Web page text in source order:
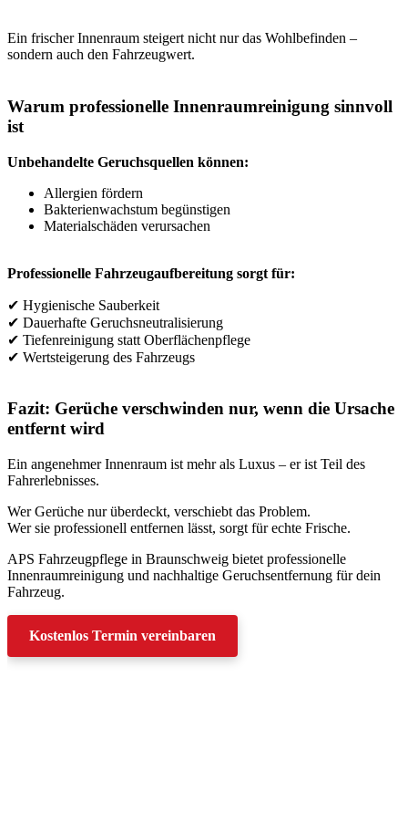
Ein frischer Innenraum steigert nicht nur das Wohlbefinden –
sondern auch den Fahrzeugwert.
Warum professionelle Innenraumreinigung sinnvoll
ist
Unbehandelte Geruchsquellen können:
Allergien fördern
Bakterienwachstum begünstigen
Materialschäden verursachen
Professionelle Fahrzeugaufbereitung sorgt für:
✔ Hygienische Sauberkeit
✔ Dauerhafte Geruchsneutralisierung
✔ Tiefenreinigung statt Oberflächenpflege
✔ Wertsteigerung des Fahrzeugs
Fazit: Gerüche verschwinden nur, wenn die Ursache
entfernt wird
Ein angenehmer Innenraum ist mehr als Luxus – er ist Teil des
Fahrerlebnisses.
Wer Gerüche nur überdeckt, verschiebt das Problem.
Wer sie professionell entfernen lässt, sorgt für echte Frische.
APS Fahrzeugpflege in Braunschweig bietet professionelle
Innenraumreinigung und nachhaltige Geruchsentfernung für dein
Fahrzeug.
Kostenlos Termin vereinbaren